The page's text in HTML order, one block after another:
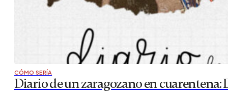
CÓMO SERÍA
Diario de un zaragozano en cuarentena: